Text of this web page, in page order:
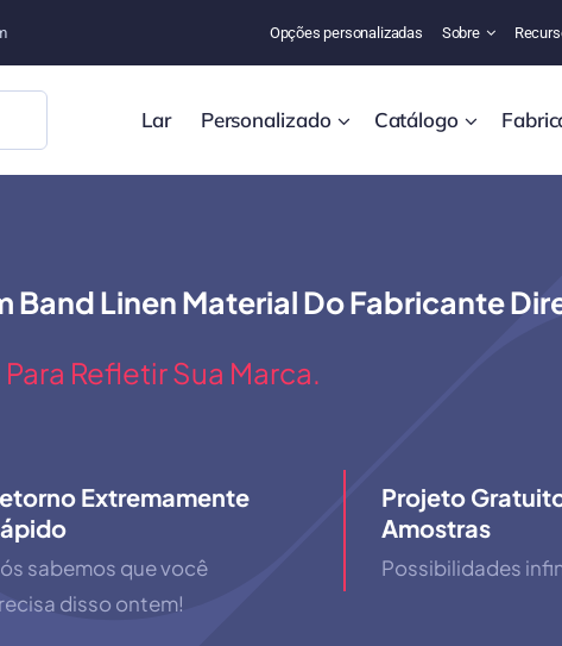
Opções personalizadas Sobre
Lar Personalizado Catálogo
Band Linen Material Do Fabricante
Refletir Sua Marca.
Extremamente
sabemos que você
disso ontem!
Projeto
Amostras
Possibilidades